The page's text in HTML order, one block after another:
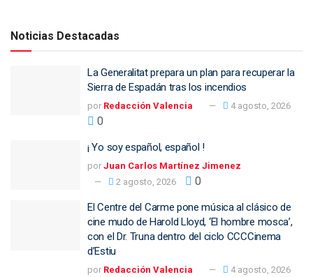
Noticias Destacadas
La Generalitat prepara un plan para recuperar la
Sierra de Espadán tras los incendios
por Redacción Valencia 4 agosto, 2026
0
¡ Yo soy español, español !
por Juan Carlos Martínez Jimenez
2 agosto, 2026
0
El Centre del Carme pone música al clásico de
cine mudo de Harold Lloyd, ‘El hombre mosca’,
con el Dr. Truna dentro del ciclo CCCCinema
d’Estiu
por Redacción Valencia 4 agosto, 2026